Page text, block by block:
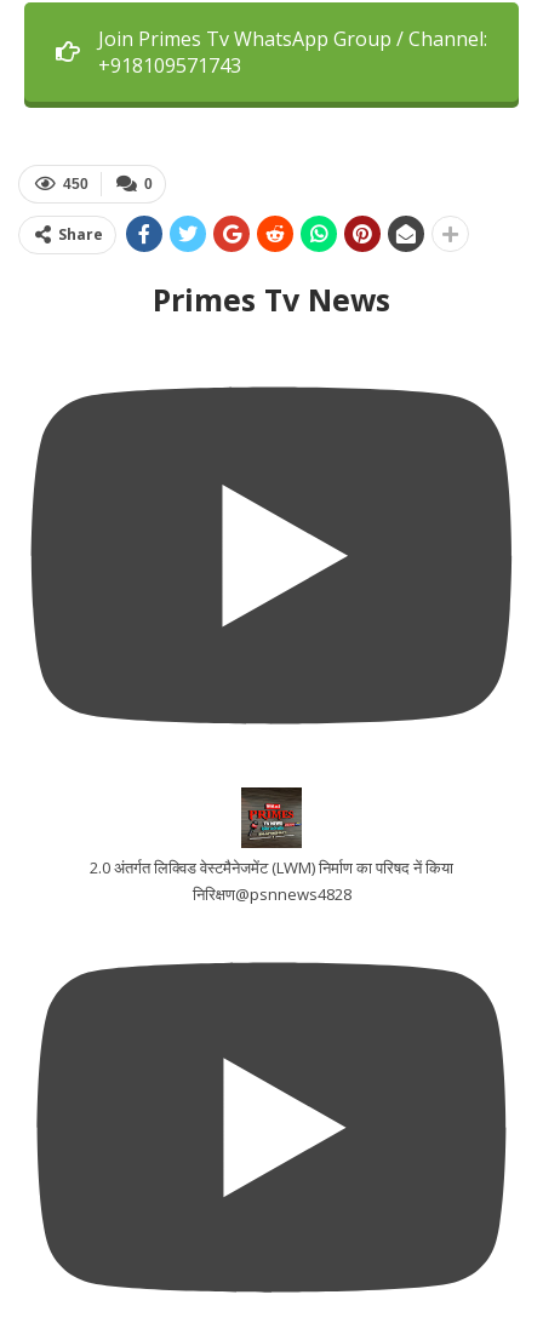
Join Primes Tv WhatsApp Group / Channel:
+918109571743
0
450
Share
Primes Tv News
2.0 अंतर्गत लिक्विड वेस्टमैनेजमेंट (LWM) निर्माण का परिषद नें किया
निरिक्षण@psnnews4828